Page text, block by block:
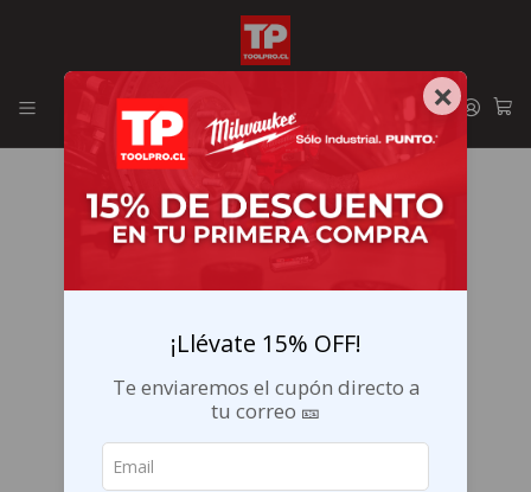
Envíos GRATIS en la RM por compras sobre $29.990
×
¡Llévate 15% OFF!
Te enviaremos el cupón directo a
tu correo 🎫